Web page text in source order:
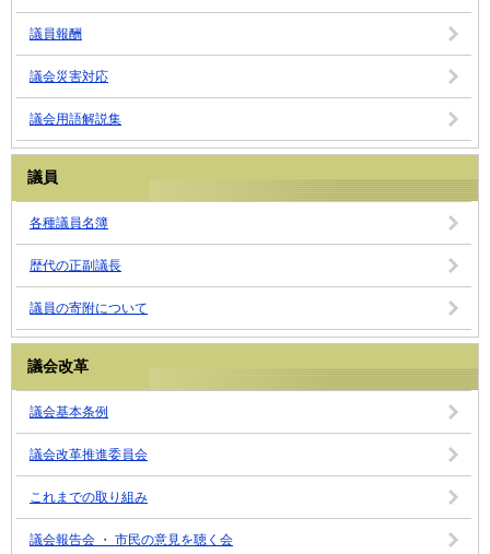
議員報酬
議会災害対応
議会用語解説集
議員
各種議員名簿
歴代の正副議長
議員の寄附について
議会改革
議会基本条例
議会改革推進委員会
これまでの取り組み
議会報告会 ・ 市民の意見を聴く会